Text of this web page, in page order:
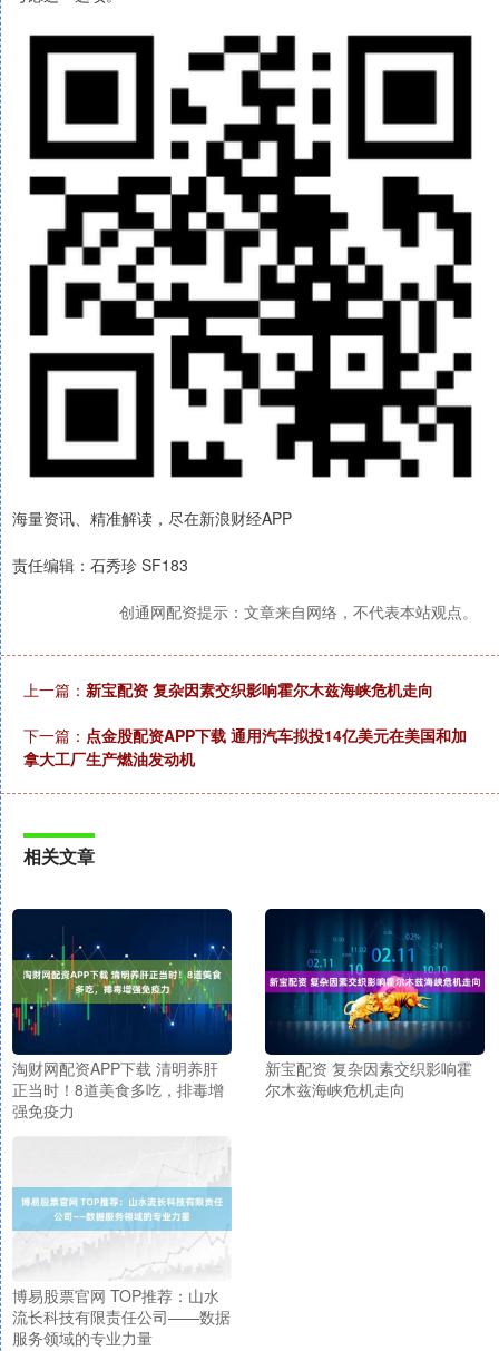
海量资讯、精准解读，尽在新浪财经APP
责任编辑：石秀珍 SF183
创通网配资提示：文章来自网络，不代表本站观点。
上一篇： 新宝配资 复杂因素交织影响霍尔木兹海峡危机走向
下一篇： 点金股配资APP下载 通用汽车拟投14亿美元在美国和加
拿大工厂生产燃油发动机
相关文章
淘财网配资APP下载 清明养肝
正当时！8道美食多吃，排毒增
强免疫力
新宝配资 复杂因素交织影响霍
尔木兹海峡危机走向
博易股票官网 TOP推荐：山水
流长科技有限责任公司——数据
服务领域的专业力量